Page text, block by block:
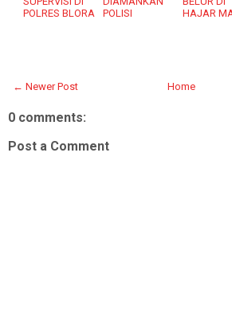
POLRES BLORA
POLISI
HAJAR
← Newer Post Home
0 comments:
Post a Comment